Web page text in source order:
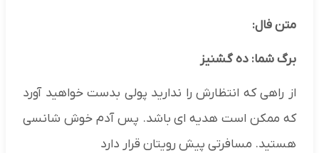
متن فال:
برگ شما: ده گشنیز
از راهی که انتظارش را ندارید پولی بدست خواهید آورد
که ممکن است هدیه ای باشد. پس آدم خوش شانسی
هستید. مسافرتی پیش رویتان قرار دارد